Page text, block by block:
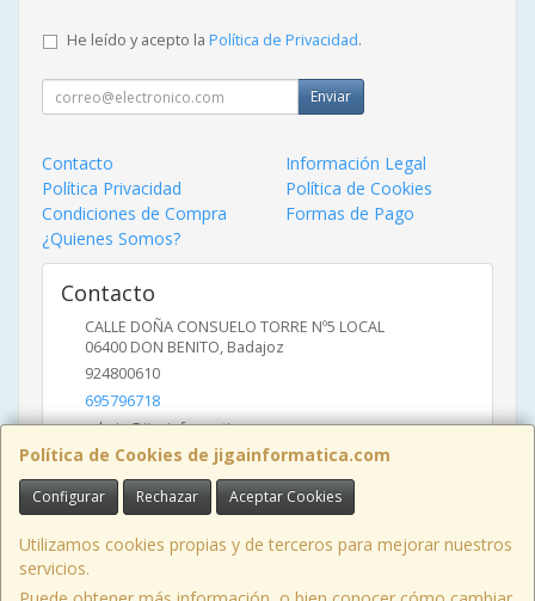
Política de Cookies de jigainformatica.com
Configurar Rechazar Aceptar Cookies
Utilizamos cookies propias y de terceros para mejorar nuestros
servicios.
He leído y acepto la Política de Privacidad.
Enviar
Contacto
Información Legal
Política Privacidad
Política de Cookies
Condiciones de Compra
Formas de Pago
¿Quienes Somos?
Contacto
CALLE DOÑA CONSUELO TORRE Nº5 LOCAL
06400 DON BENITO, Badajoz
924800610
695796718
admin@jigainformatica.com
Horario
10:00 a 14:00 y de 17:00 a 20:00